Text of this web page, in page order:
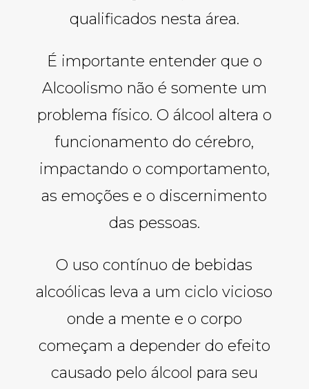
qualificados nesta área.
É importante entender que o
Alcoolismo não é somente um
problema físico. O álcool altera o
funcionamento do cérebro,
impactando o comportamento,
as emoções e o discernimento
das pessoas.
O uso contínuo de bebidas
alcoólicas leva a um ciclo vicioso
onde a mente e o corpo
começam a depender do efeito
causado pelo álcool para seu